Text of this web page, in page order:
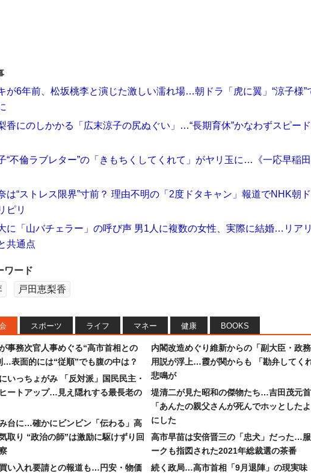
が6年前、松坂桃李と演じた激しい濡れ場…朝ドラ「虎に翼」“涼子様”
香にのしかかる「広末涼子の尻ぬぐい」…“長期育休”かなわずスピー
“不倫ラブレター”の「きもちくしてくれて」がヤリ玉に…《一応早稲
は“ストレス限界”寸前？ 理由不明の「2度ドタキャン」報道でNHK朝
ピリ
に「山バチェラー」の呼び声 男1人に複数の女性、実際に結婚…リア
共通点
ワード
戸田恵梨香
スポーツ ライフ マネー 健康 BOOKS
事務次官人事めぐる“高市首相との
…表面的には“従順”でも腹の中は？
いっちょがみ 「反対派」国民民主・
ートアップ…見え隠れする最長老の
台に…確かにビンビン「伝わる」高
取り “政治の師”は激励に駆けずり回
い入れ要請との報道も…円安・物価
内閣改造めぐり維新からの「副大臣・政
用説が浮上…霞が関からも 「勘弁してく
悲鳴が
堤清二が見た昭和の傑物たち…吉田茂元
「あんたの親父さんが死んでホッとした
にした
高市早苗は安倍晋三の「忠犬」だった…
ークも指図された2021年総裁選の茶番
続く政局…高市首相「9月退陣」の現実味